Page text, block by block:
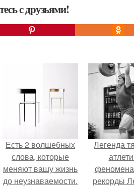
с друзьями!
Есть 2 волшебных
слова, которые
меняют вашу жизнь
до неузнаваемости.
Легенда
рекорды